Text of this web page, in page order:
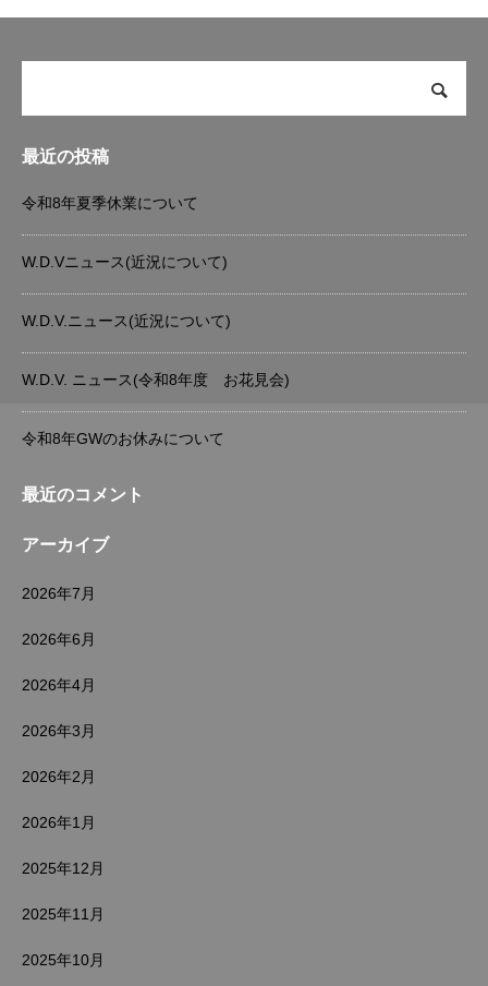
最近の投稿
令和8年夏季休業について
W.D.Vニュース(近況について)
W.D.V.ニュース(近況について)
W.D.V. ニュース(令和8年度 お花見会)
令和8年GWのお休みについて
最近のコメント
アーカイブ
2026年7月
2026年6月
2026年4月
2026年3月
2026年2月
2026年1月
2025年12月
2025年11月
2025年10月